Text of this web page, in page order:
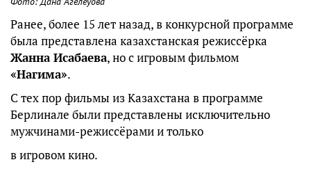
Ранее, более 15 лет назад, в конкурсной программе
была представлена казахстанская режиссёрка
Жанна Исабаева, но с игровым фильмом
«Нагима».
С тех пор фильмы из Казахстана в программе
Берлинале были представлены исключительно
мужчинами-режиссёрами и только
в игровом кино.